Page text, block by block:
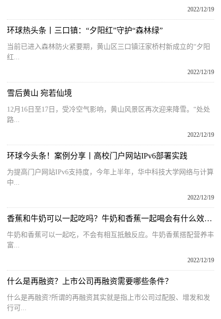
2022/12/19
环球热头条丨三口镇：“夕阳红”守护“森林绿”
当前已进入森林防火紧要期，黄山区三口镇汪家桥村新成立的“夕阳
红...
2022/12/19
雪后黄山 宛若仙境
12月16日至17日，受冷空气影响，黄山风景区再次迎来降雪。“处处
路...
2022/12/19
环球今头条！案例分享丨高校门户网站IPv6部署实践
为提高门户网站IPv6支持度，今年上半年，华中科技大学网络与计算
中...
2022/12/19
香蕉和牛奶可以一起吃吗？牛奶和香蕉一起喝会有什么效果？
牛奶和香蕉可以一起吃，不会有相互抵触反应。牛奶香蕉搭配营养丰
富...
2022/12/19
什么是再融资？上市公司再融资需要哪些条件？
什么是再融资?所谓的再融资其实就是指上市公司过配股、增发和发
行可...